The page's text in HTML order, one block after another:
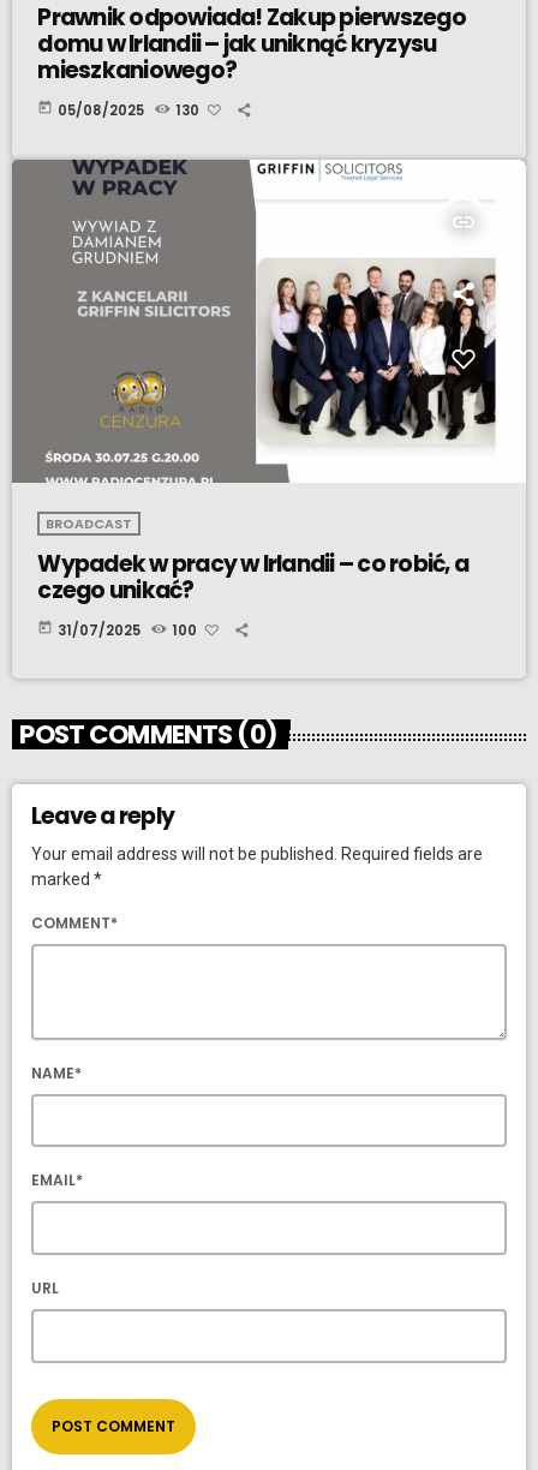
Prawnik odpowiada! Zakup pierwszego
domu w Irlandii – jak uniknąć kryzysu
mieszkaniowego?
today 05/08/2025 130
insert_link
BROADCAST
Wypadek w pracy w Irlandii – co robić, a
czego unikać?
today 31/07/2025 100
POST COMMENTS (0)
Leave a reply
Your email address will not be published. Required fields are
marked *
COMMENT*
NAME*
EMAIL*
URL